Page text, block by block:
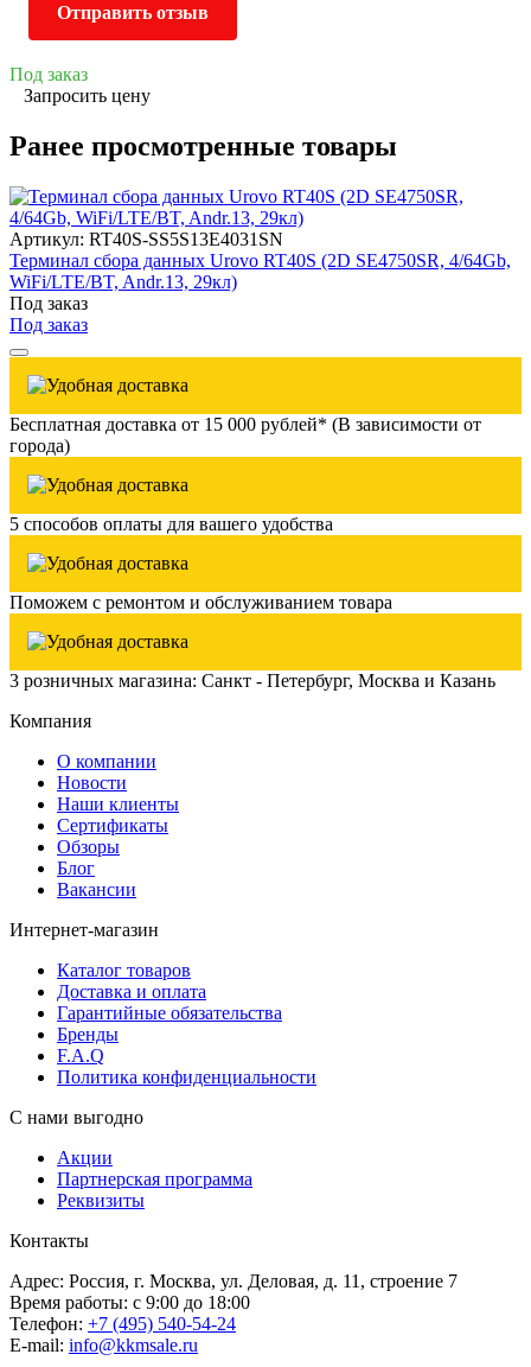
Отправить отзыв
Под заказ
Запросить цену
Ранее просмотренные товары
Артикул: RT40S-SS5S13E4031SN
Терминал сбора данных Urovo RT40S (2D SE4750SR, 4/64Gb,
WiFi/LTE/BT, Andr.13, 29кл)
Под заказ
Под заказ
Бесплатная доставка от 15 000 рублей* (В зависимости от
города)
5 способов оплаты для вашего удобства
Поможем с ремонтом и обслуживанием товара
3 розничных магазина: Санкт - Петербург, Москва и Казань
Компания
О компании
Новости
Наши клиенты
Сертификаты
Обзоры
Блог
Вакансии
Интернет-магазин
Каталог товаров
Доставка и оплата
Гарантийные обязательства
Бренды
F.A.Q
Политика конфиденциальности
С нами выгодно
Акции
Партнерская программа
Реквизиты
Контакты
Адрес: Россия, г. Москва, ул. Деловая, д. 11, строение 7
Время работы: с 9:00 до 18:00
Телефон: +7 (495) 540-54-24
E-mail: info@kkmsale.ru